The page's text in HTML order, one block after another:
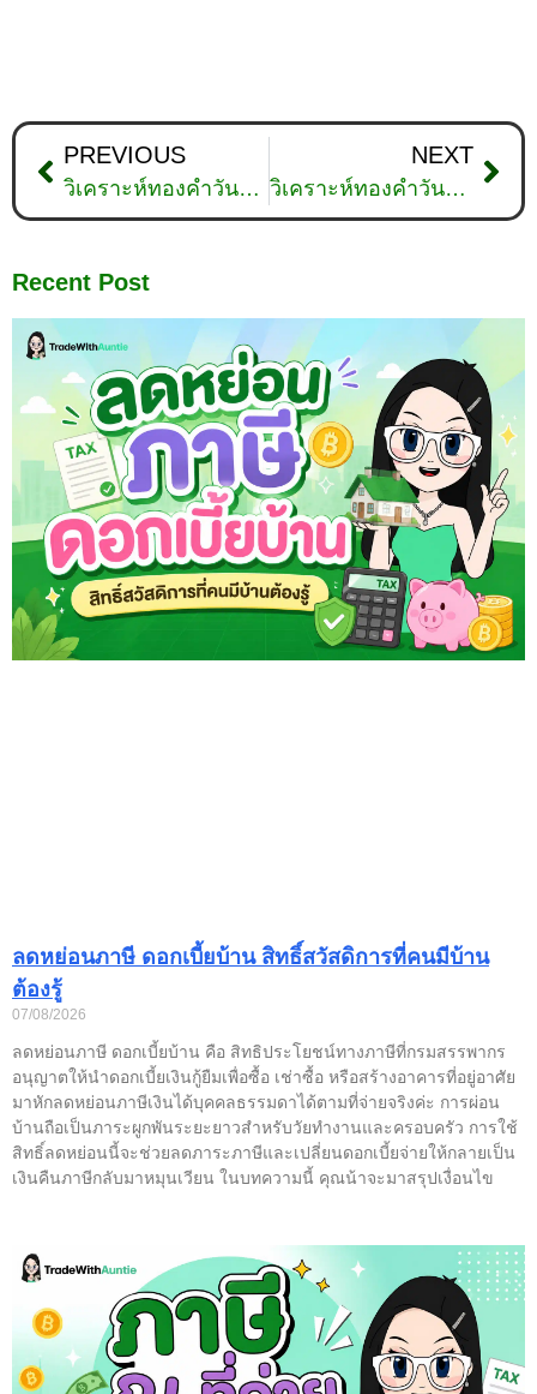
PREVIOUS
วิเคราะห์ทองคำวันที่ 4 กันยายน 2567 By คุณน้าพาเทรด
NEXT
วิเคราะห์ทองคำวันที่ 12 กันยายน 2567 By คุณน้าพาเทรด
Recent Post
ลดหย่อนภาษี ดอกเบี้ยบ้าน สิทธิ์สวัสดิการที่คนมีบ้าน
ต้องรู้
07/08/2026
ลดหย่อนภาษี ดอกเบี้ยบ้าน คือ สิทธิประโยชน์ทางภาษีที่กรมสรรพากร
อนุญาตให้นำดอกเบี้ยเงินกู้ยืมเพื่อซื้อ เช่าซื้อ หรือสร้างอาคารที่อยู่อาศัย
มาหักลดหย่อนภาษีเงินได้บุคคลธรรมดาได้ตามที่จ่ายจริงค่ะ การผ่อน
บ้านถือเป็นภาระผูกพันระยะยาวสำหรับวัยทำงานและครอบครัว การใช้
สิทธิ์ลดหย่อนนี้จะช่วยลดภาระภาษีและเปลี่ยนดอกเบี้ยจ่ายให้กลายเป็น
เงินคืนภาษีกลับมาหมุนเวียน ในบทความนี้ คุณน้าจะมาสรุปเงื่อนไข